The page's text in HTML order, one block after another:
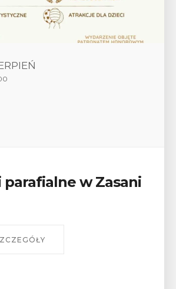
parafialne w Zasani